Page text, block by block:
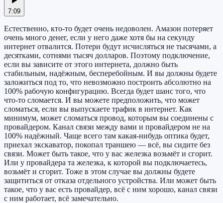
7:09
Естественно, кто-то будет очень недоволен. Амазон потеряет
очень много денег, если у него даже хотя бы на секунду
интернет отвалится. Потери будут исчисляться не тысячами, а
десятками, сотнями тысяч долларов. Поэтому подключение,
если вы зависите от этого интернета, должно быть
стабильным, надёжным, бесперебойным. И вы должны будете
заложиться под то, что невозможно построить абсолютно на
100% рабочую конфигурацию. Всегда будет шанс того, что
что-то сломается. И вы можете предположить, что может
сломаться, если вы выпускаете трафик в интернет. Как
минимум, может сломаться провод, которым вы соединены с
провайдером. Канал связи между вами и провайдером не на
100% надёжный. Чаще всего там какая-нибудь оптика будет,
приехал экскаватор, покопал траншею — всё, вы сидите без
связи. Может быть такое, что у вас железка возьмёт и сгорит.
Или у провайдера та железка, к которой вы подключаетесь,
возьмёт и сгорит. Тоже в этом случае вы должны будете
защититься от отказа отдельного устройства. Или может быть
такое, что у вас есть провайдер, всё с ним хорошо, канал связи
с ним работает, всё замечательно.